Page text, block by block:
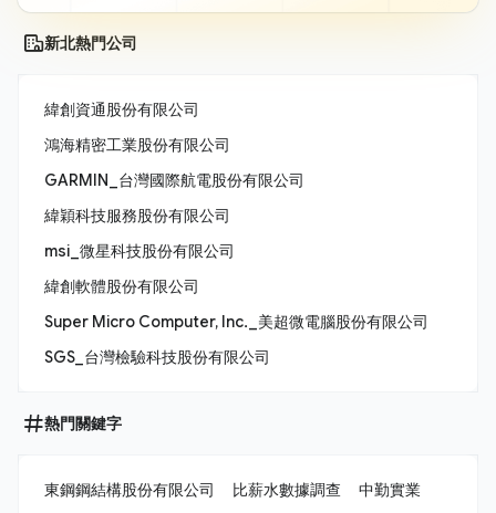
新北熱門公司
緯創資通股份有限公司
鴻海精密工業股份有限公司
GARMIN_台灣國際航電股份有限公司
緯穎科技服務股份有限公司
msi_微星科技股份有限公司
緯創軟體股份有限公司
Super Micro Computer, Inc._美超微電腦股份有限公司
SGS_台灣檢驗科技股份有限公司
熱門關鍵字
東鋼鋼結構股份有限公司 比薪水數據調查
中勤實業